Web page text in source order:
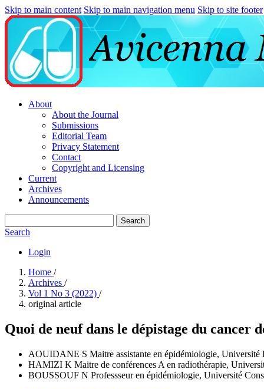
Skip to main content Skip to main navigation menu Skip to site footer
About
About the Journal
Submissions
Editorial Team
Privacy Statement
Contact
Copyright and Licensing
Current
Archives
Announcements
Search
Search
Login
Home /
Archives /
Vol 1 No 3 (2022) /
original article
Quoi de neuf dans le dépistage du cancer
AOUIDANE S Maitre assistante en épidémiologie, Université
HAMIZI K Maitre de conférences A en radiothérapie,
BOUSSOUF N Professseur en épidémiologie, Université